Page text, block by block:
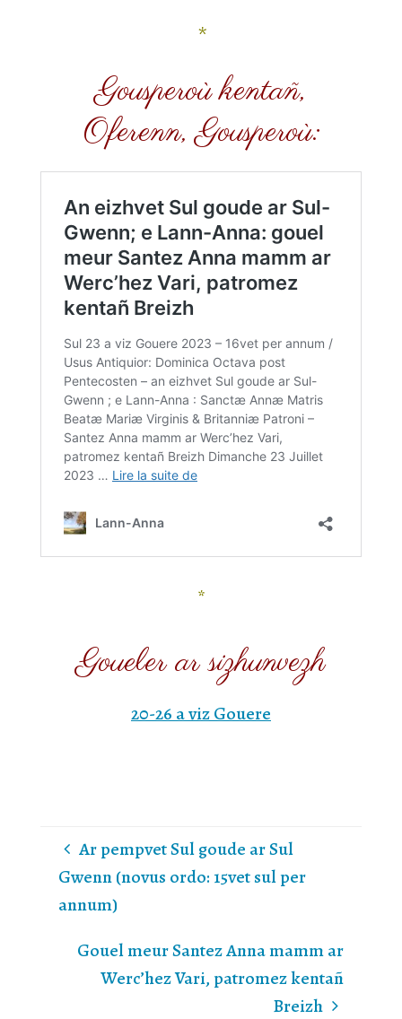
*
Gousperoù kentañ,
Oferenn, Gousperoù:
*
Goueler ar sizhunvezh
20-26 a viz Gouere
Ar pempvet Sul goude ar Sul
Gwenn (novus ordo: 15vet sul per
annum)
Gouel meur Santez Anna mamm ar
Werc’hez Vari, patromez kentañ
Breizh